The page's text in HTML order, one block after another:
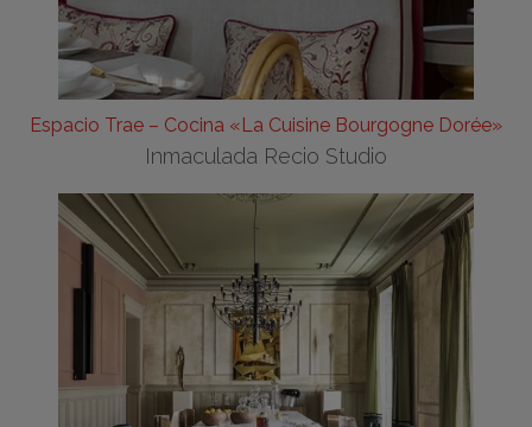
Espacio Trae – Cocina «La Cuisine Bourgogne Dorée»
Inmaculada Recio Studio